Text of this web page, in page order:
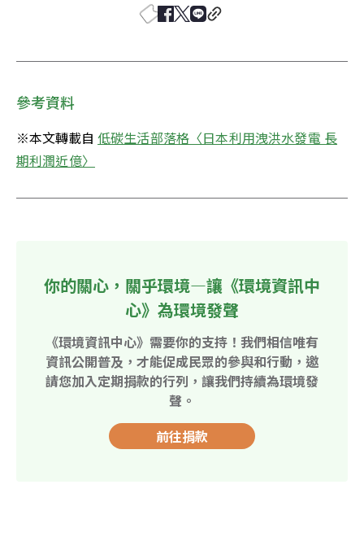
參考資料
※本文轉載自 低碳生活部落格〈日本利用洩洪水發電 長
期利潤近億〉
你的關心，關乎環境—讓《環境資訊中
心》為環境發聲
《環境資訊中心》需要你的支持！我們相信唯有
資訊公開普及，才能促成民眾的參與和行動，邀
請您加入定期捐款的行列，讓我們持續為環境發
聲。
前往捐款